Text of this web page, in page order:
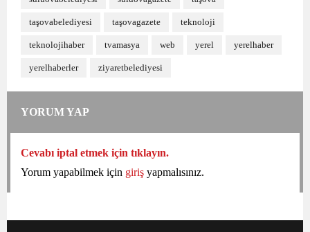
taşovabelediyesi taşovagazete teknoloji
teknolojihaber tvamasya web yerel yerelhaber
yerelhaberler ziyaretbelediyesi
YORUM YAP
Cevabı iptal etmek için tıklayın.
Yorum yapabilmek için giriş yapmalısınız.